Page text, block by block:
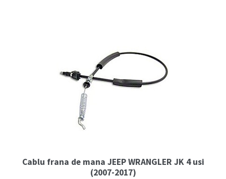
Cablu frana de mana JEEP WRANGLER JK 4 usi
(2007-2017)